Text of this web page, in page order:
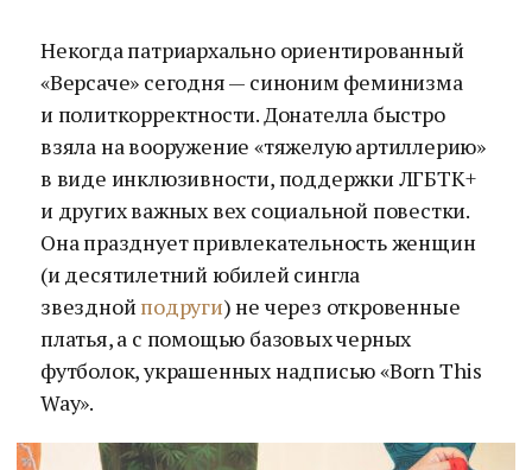
Некогда патриархально ориентированный
«Версаче» сегодня — синоним феминизма
и политкорректности. Донателла быстро
взяла на вооружение «тяжелую артиллерию»
в виде инклюзивности, поддержки ЛГБТК+
и других важных вех социальной повестки.
Она празднует привлекательность женщин
(и десятилетний юбилей сингла
звездной подруги) не через откровенные
платья, а с помощью базовых черных
футболок, украшенных надписью «Born This
Way».